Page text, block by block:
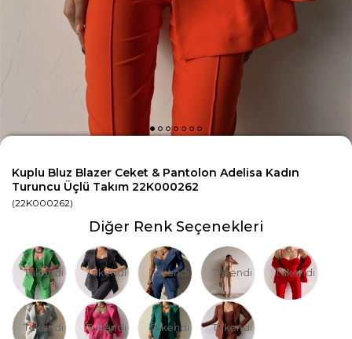
Kuplu Bluz Blazer Ceket & Pantolon Adelisa Kadın
Turuncu Üçlü Takım 22K000262
(22K000262)
Diğer Renk Seçenekleri
Tükendi Tükendi Tükendi Tükendi Tükendi
Tükendi Tükendi Tükendi Tükendi